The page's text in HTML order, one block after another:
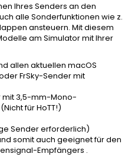
Ihres Senders an den
alle Sonderfunktionen wie z.
ansteuern. Mit diesem
am Simulator mit Ihrer
allen aktuellen macOS
FrSky-Sender mit
mit 3,5-mm-Mono-
für HoTT!)
Sender erforderlich)
somit auch geeignet für den
Empfängers .